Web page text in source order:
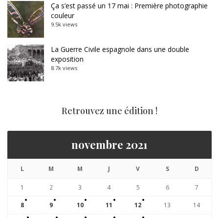
Ça s’est passé un 17 mai : Première photographie
couleur
9.5k views
La Guerre Civile espagnole dans une double
exposition
8.7k views
Retrouvez une édition !
novembre 2021
L M M J V S D
1 2 3 4 5 6 7
8 9 10 11 12 13 14